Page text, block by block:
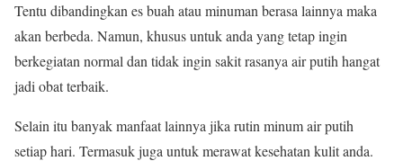
Tentu dibandingkan es buah atau minuman berasa lainnya maka
akan berbeda. Namun, khusus untuk anda yang tetap ingin
berkegiatan normal dan tidak ingin sakit rasanya air putih hangat
jadi obat terbaik.
Selain itu banyak manfaat lainnya jika rutin minum air putih
setiap hari. Termasuk juga untuk merawat kesehatan kulit anda.